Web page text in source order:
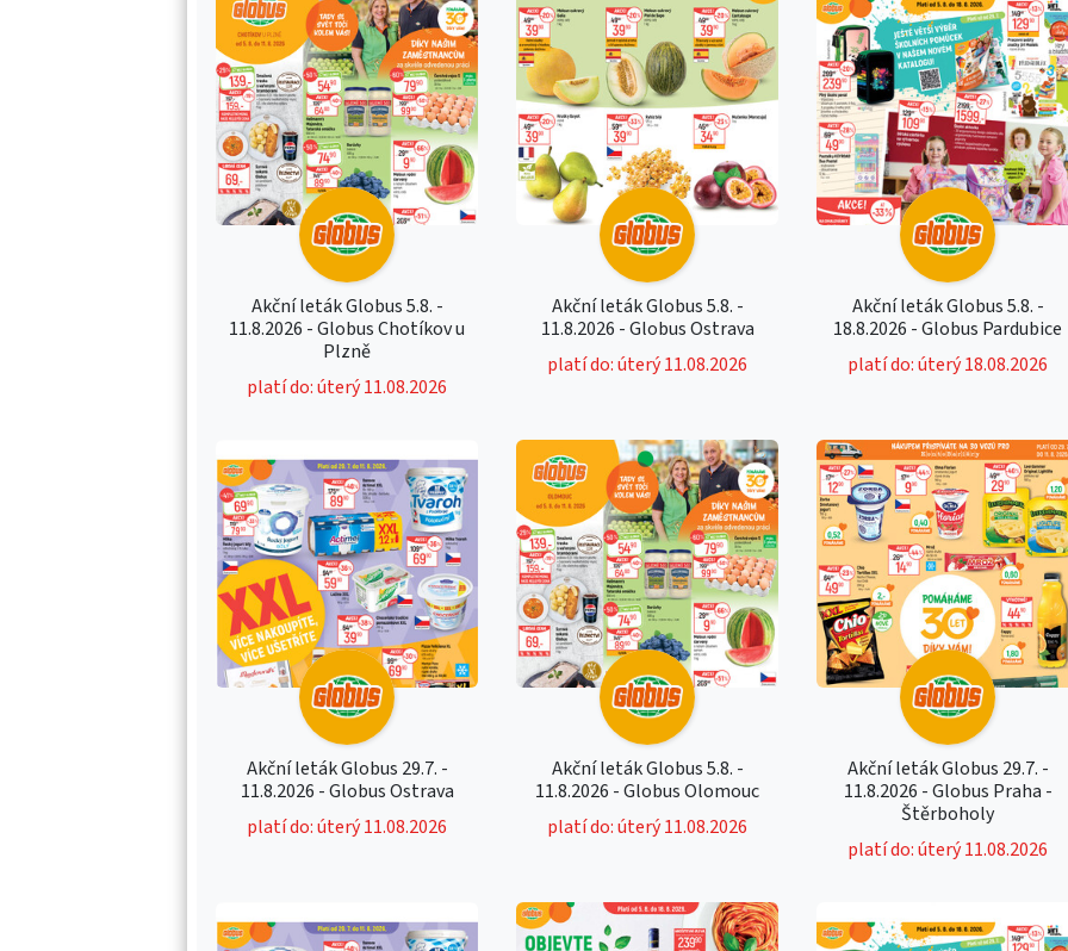
Akční leták Globus 5.8. -
11.8.2026 - Globus Chotíkov u
Plzně
platí do: úterý 11.08.2026
Akční leták Globus 5.8. -
11.8.2026 - Globus Ostrava
platí do: úterý 11.08.2026
Akční leták Globus 5.8. -
18.8.2026 - Globus Pardubice
platí do: úterý 18.08.2026
Akční leták Globus 29.7. -
11.8.2026 - Globus Ostrava
platí do: úterý 11.08.2026
Akční leták Globus 5.8. -
11.8.2026 - Globus Olomouc
platí do: úterý 11.08.2026
Akční leták Globus 29.7. -
11.8.2026 - Globus Praha -
Štěrboholy
platí do: úterý 11.08.2026